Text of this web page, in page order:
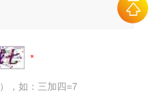
，如：三加四=7